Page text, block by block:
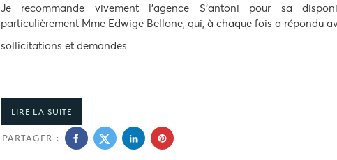
Je recommande vivement l’agence S’antoni pour sa
particulièrement Mme Edwige Bellone, qui, à chaque fois a répondu
sollicitations et demandes.
LIRE LA SUITE
PARTAGER :